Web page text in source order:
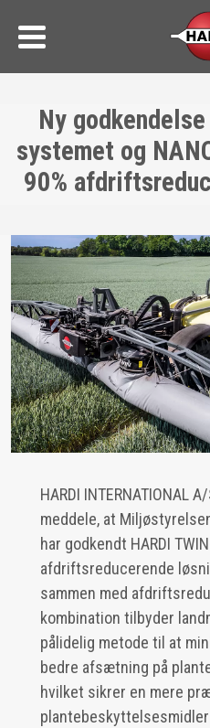
Ny
systemet og
90%
HARDI INTERNATIONAL
meddele, at
har godkendt HARDI
afdriftsreducerende
sammen med
kombination tilbyder
pålidelig metode til at
bedre afsætning på
hvilket sikrer en mere